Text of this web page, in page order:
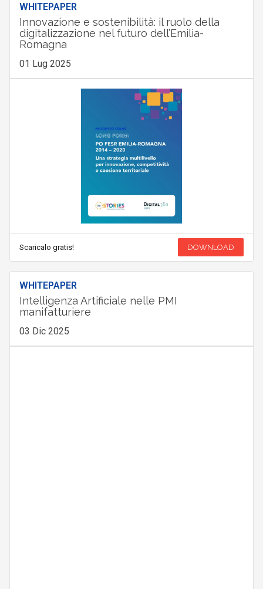
WHITEPAPER
Innovazione e sostenibilità: il ruolo della
digitalizzazione nel futuro dell’Emilia-
Romagna
01 Lug 2025
Scaricalo gratis! DOWNLOAD
WHITEPAPER
Intelligenza Artificiale nelle PMI
manifatturiere
03 Dic 2025